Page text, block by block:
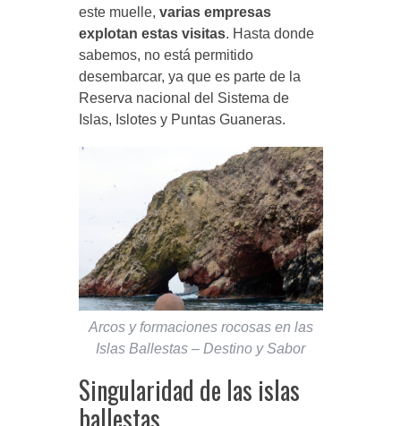
este muelle, varias empresas
explotan estas visitas. Hasta donde
sabemos, no está permitido
desembarcar, ya que es parte de la
Reserva nacional del Sistema de
Islas, Islotes y Puntas Guaneras.
Arcos y formaciones rocosas en las
Islas Ballestas – Destino y Sabor
Singularidad de las islas
ballestas